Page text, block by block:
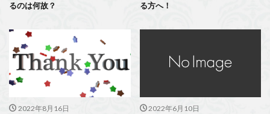
るのは何故？
る方へ！
2022年8月16日
2022年6月10日